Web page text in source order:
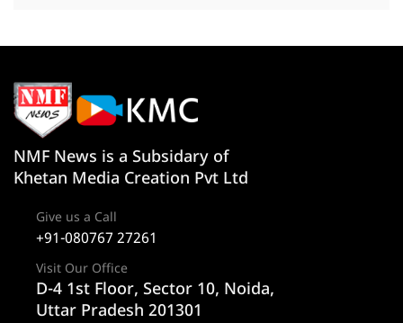
NMF News is a Subsidary of
Khetan Media Creation Pvt Ltd
Give us a Call
+91-080767 27261
Visit Our Office
D-4 1st Floor, Sector 10, Noida,
Uttar Pradesh 201301